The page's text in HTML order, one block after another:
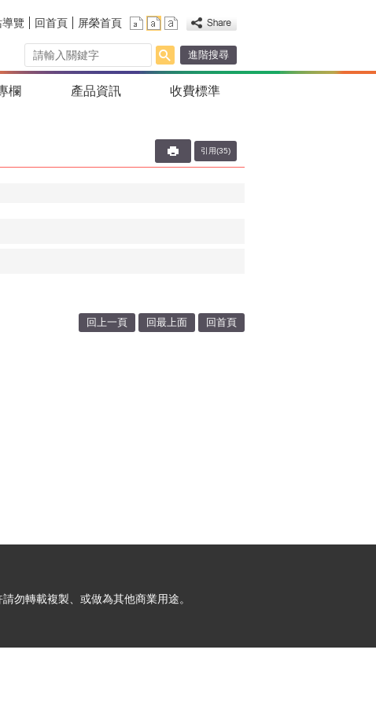
覽 回首頁 屏榮首頁
進階搜尋
欄 產品資訊 收費標準
引用(35)
回上一頁 回最上面 回首頁
轉載複製、或做為其他商業用途。